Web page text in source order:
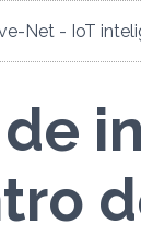
Net - IoT